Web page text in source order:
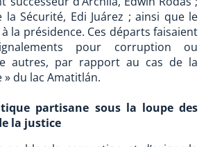
la Sécurité, Edi Juárez ; ainsi que le
la présidence. Ces départs faisaient
pour corruption ou
autres, par rapport au cas de la
du lac Amatitlán.
partisane sous la loupe des
la justice